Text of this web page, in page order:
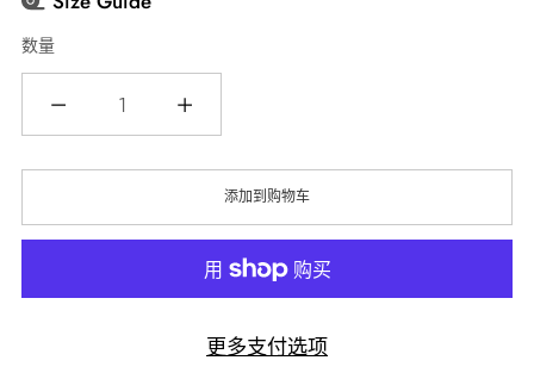
数量
添加到购物车
更多支付选项